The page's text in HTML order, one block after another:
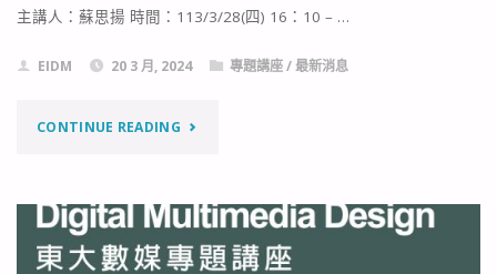
主講人：蘇思揚 時間：113/3/28(四) 16：10 – …
EIDM 20 3 月, 2024 專題講座/最新消息
CONTINUE READING"【專
講
座】